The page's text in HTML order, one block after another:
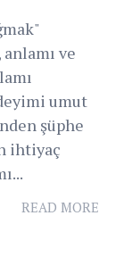
ve
umut
şüphe
ihtiyaç
READ MORE